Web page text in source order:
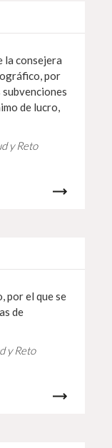
la consejera
por
subvenciones
de lucro,
y Reto
por el que se
de
y Reto